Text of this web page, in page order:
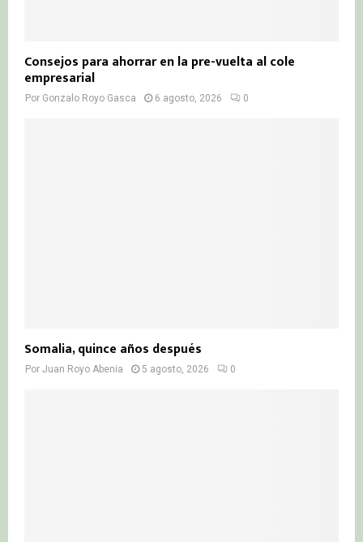
Consejos para ahorrar en la pre-vuelta al cole
empresarial
Por Gonzalo Royo Gasca 6 agosto, 2026 0
Somalia, quince años después
Por Juan Royo Abenia 5 agosto, 2026 0